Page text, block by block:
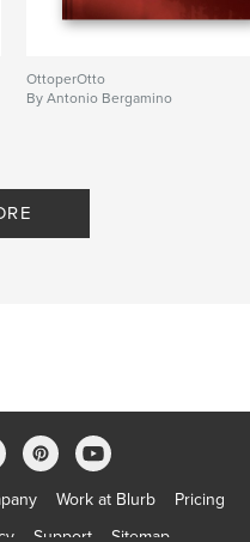
OttoperOtto
By Antonio Bergamino
Work at Blurb
Pricing
Support Sitemap